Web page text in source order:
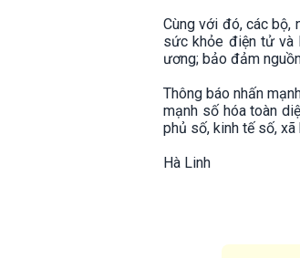
Cùng với đó, các bộ,
sức khỏe điện tử và
ương; bảo đảm
Thông báo nhấn
mạnh số hóa toàn
phủ số, kinh tế số,
Hà Linh